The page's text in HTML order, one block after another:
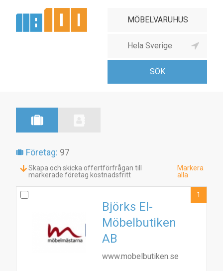
Företag: 97
Skapa och skicka offertförfrågan till
markerade företag kostnadsfritt
Markera
alla
Björks El-
Möbelbutiken
AB
www.mobelbutiken.se
1